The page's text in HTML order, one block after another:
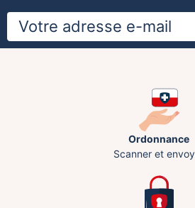
Ordonnance
Scanner et